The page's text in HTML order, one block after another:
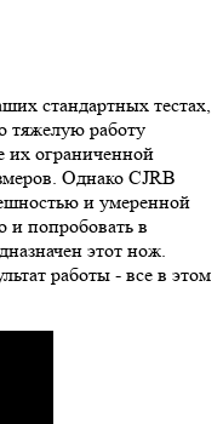
стандартных тестах,
тяжелую работу
их ограниченной
Однако CJRB
и умеренной
и попробовать в
этот нож.
работы - все в этом